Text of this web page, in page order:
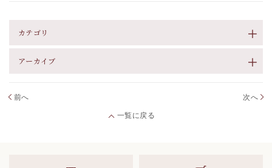
カテゴリ
アーカイブ
前へ
一覧に戻る
次へ